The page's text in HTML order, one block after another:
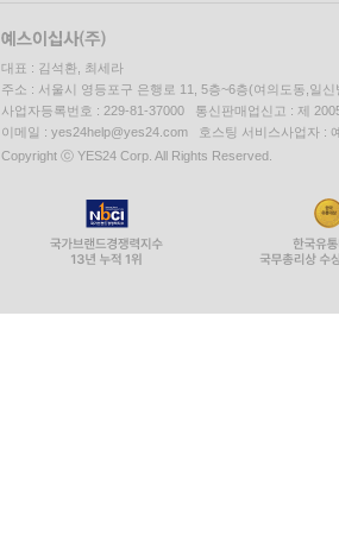
대표 : 김석환, 최세라
주소 : 서울시 영등포구 은행로 11, 5층~6층(여의도동,일신
사업자등록번호 : 229-81-37000 통신판매업신고 : 제
이메일 : yes24help@yes24.com 호스팅 서비스사업자 :
Copyright ⓒ YES24 Corp. All Rights Reserved.